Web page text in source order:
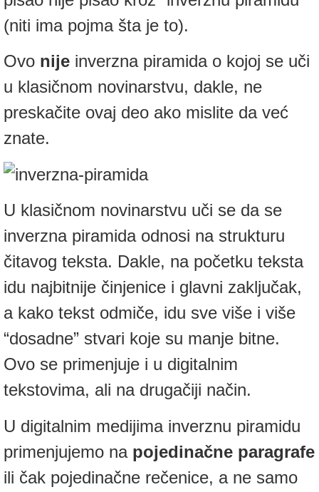
(niti ima pojma šta je to).
Ovo nije inverzna piramida o kojoj se uči
u klasičnom novinarstvu, dakle, ne
preskačite ovaj deo ako mislite da već
znate.
U klasičnom novinarstvu uči se da se
inverzna piramida odnosi na strukturu
čitavog teksta. Dakle, na početku teksta
idu najbitnije činjenice i glavni zaključak,
a kako tekst odmiče, idu sve više i više
“dosadne” stvari koje su manje bitne.
Ovo se primenjuje i u digitalnim
tekstovima, ali na drugačiji način.
U digitalnim medijima inverznu piramidu
primenjujemo na pojedinačne paragrafe
ili čak pojedinačne rečenice, a ne samo